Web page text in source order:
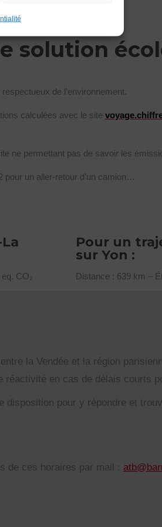
solution
de l’environnement.
calculées avec le site
ne permettant pas de savoir les
un aller-retour d’un camion…
CO₂
Pour un
sur Yon :
Distance : 639 km –
la Vendée et la région
en cas de délais courts
pour y répondre et
de ces horaires par mail :